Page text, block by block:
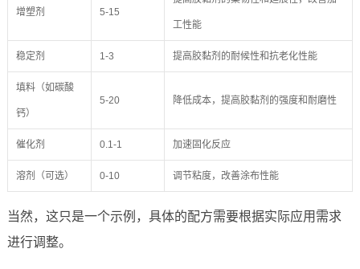
增塑剂 5-15
工性能
稳定剂 1-3 提高胶黏剂的耐候性和抗老化性能
填料（如碳酸
钙）
5-20 降低成本，提高胶黏剂的强度和耐磨性
催化剂 0.1-1 加速固化反应
溶剂（可选） 0-10 调节粘度，改善涂布性能
当然，这只是一个示例，具体的配方需要根据实际应用需求
进行调整。